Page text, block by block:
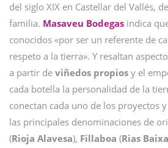
del siglo XIX en Castellar del Vallés,
familia. Masaveu Bodegas indica
conocidos «por ser un referente de
respeto a la tierra». Y resaltan
a partir de viñedos propios y el
cada botella la personalidad de la
conectan cada uno de los proyectos
las principales denominaciones de
(Rioja Alavesa), Fillaboa (Rias